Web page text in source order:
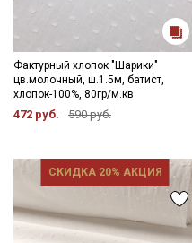
Фактурный хлопок "Шарики"
цв.молочный, ш.1.5м, батист,
хлопок-100%, 80гр/м.кв
472 руб. 590 руб.
СКИДКА 20% АКЦИЯ